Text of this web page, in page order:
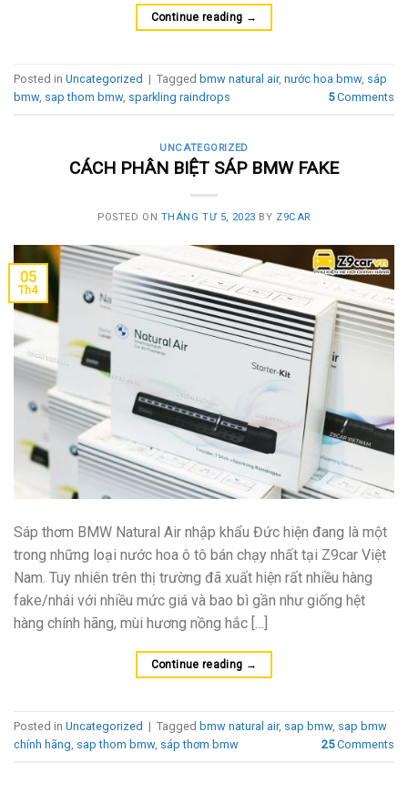
Continue reading →
Posted in Uncategorized | Tagged bmw natural air, nước hoa bmw, sáp
bmw, sap thom bmw, sparkling raindrops 5Comments
UNCATEGORIZED
CÁCH PHÂN BIỆT SÁP BMW FAKE
POSTED ON THÁNG TƯ 5, 2023 BY Z9CAR
05
Th4
Sáp thơm BMW Natural Air nhập khẩu Đức hiện đang là một
trong những loại nước hoa ô tô bán chạy nhất tại Z9car Việt
Nam. Tuy nhiên trên thị trường đã xuất hiện rất nhiều hàng
fake/nhái với nhiều mức giá và bao bì gần như giống hệt
hàng chính hãng, mùi hương nồng hắc […]
Continue reading →
Posted in Uncategorized | Tagged bmw natural air, sap bmw, sap bmw
chính hãng, sap thom bmw, sáp thơm bmw 25Comments